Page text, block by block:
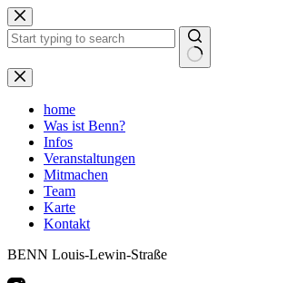
Zum
Inhalt
springen
Keine
Ergebnisse
home
Was ist Benn?
Infos
Veranstaltungen
Mitmachen
Team
Karte
Kontakt
BENN Louis-Lewin-Straße